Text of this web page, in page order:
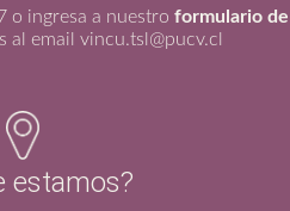
o ingresa a nuestro formulario de
al email vincu.tsl@pucv.cl
estamos?